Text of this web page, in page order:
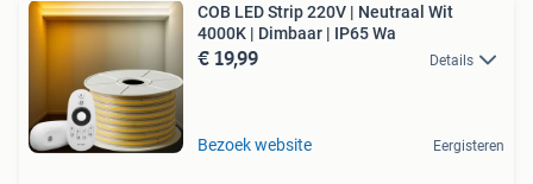
COB LED Strip 220V | Neutraal Wit
4000K | Dimbaar | IP65 Wa
€ 19,99 Details
Bezoek website Eergisteren